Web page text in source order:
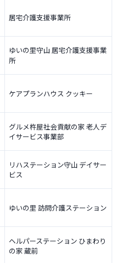
居宅介護支援事業所
ゆいの里守山 居宅介護支援事業
所
ケアプランハウス クッキー
グルメ杵屋社会貢献の家 老人デ
イサービス事業部
リハステーション守山 デイサー
ビス
ゆいの里 訪問介護ステーション
ヘルパーステーション ひまわり
の家 蔵前